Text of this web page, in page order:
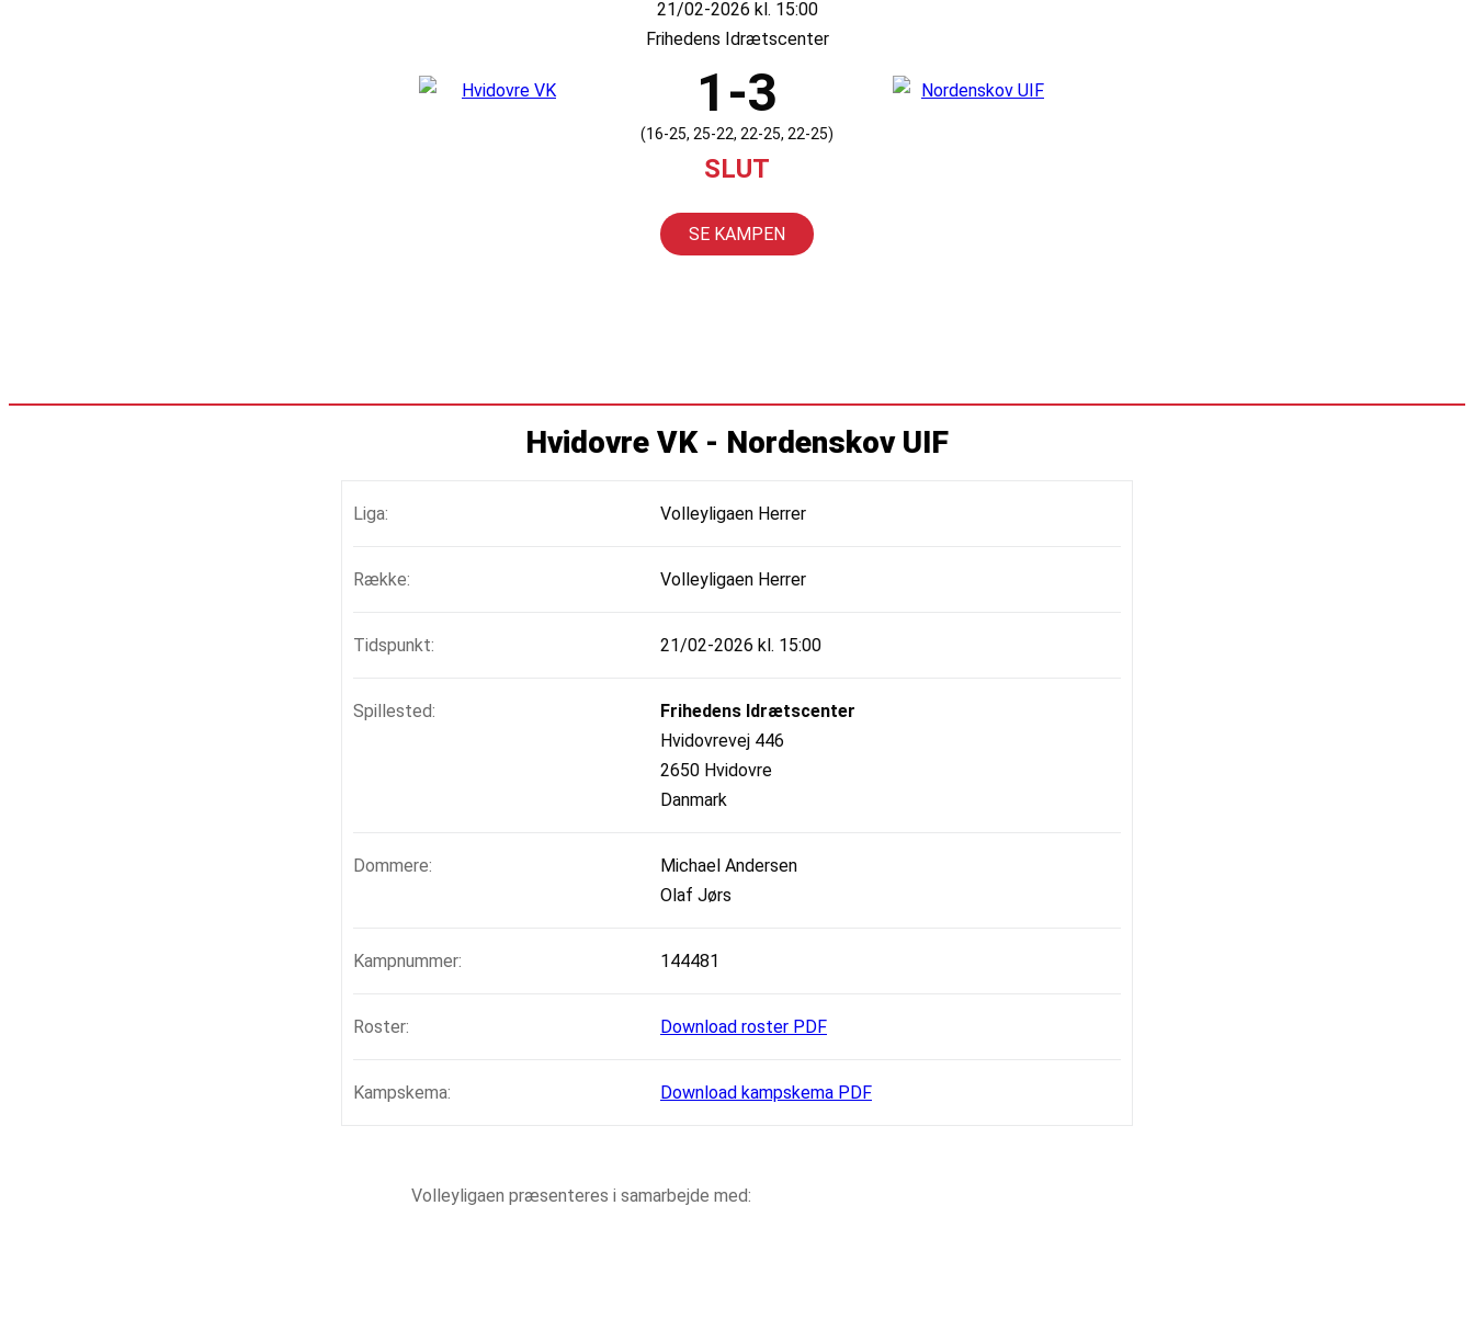
21/02-2026 kl. 15:00
Frihedens Idrætscenter
1-3
(16-25, 25-22, 22-25, 22-25)
SLUT
SE KAMPEN
Hvidovre VK - Nordenskov UIF
Liga: Volleyligaen Herrer
Række: Volleyligaen Herrer
Tidspunkt: 21/02-2026 kl. 15:00
Spillested:
Frihedens Idrætscenter
Hvidovrevej 446
2650 Hvidovre
Danmark
Dommere:
Michael Andersen
Olaf Jørs
Kampnummer: 144481
Roster: Download roster PDF
Kampskema: Download kampskema PDF
Volleyligaen præsenteres i samarbejde med: